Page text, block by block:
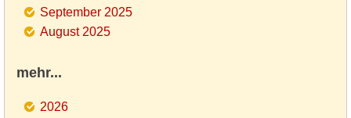
September 2025
August 2025
mehr...
2026